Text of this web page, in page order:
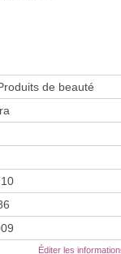
de beauté
Éditer les